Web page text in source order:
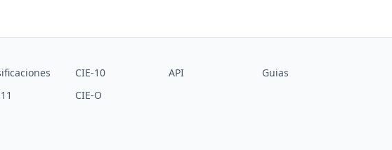
CIE-10 API
Guias
CIE-O